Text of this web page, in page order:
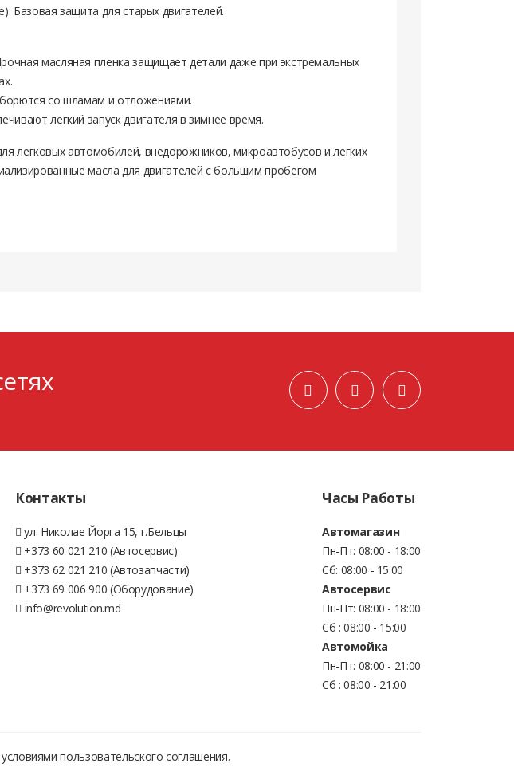
Базовая защита для старых двигателей.
масляная пленка защищает детали даже при экстремальных
со шламам и отложениями.
легкий запуск двигателя в зимнее время.
легковых автомобилей, внедорожников, микроавтобусов и легких
масла для двигателей с большим пробегом
Контакты
ул. Николае Йорга 15, г.Бельцы
+373 60 021 210 (Автосервис)
+373 62 021 210 (Автозапчасти)
+373 69 006 900 (Оборудование)
info@revolution.md
Часы Работы
Автомагазин
Пн-Пт: 08:00 - 18:00
Сб: 08:00 - 15:00
Автосервис
Пн-Пт: 08:00 - 18:00
Сб : 08:00 - 15:00
Автомойка
Пн-Пт: 08:00 - 21:00
Сб : 08:00 - 21:00
условиямипользовательского соглашения.